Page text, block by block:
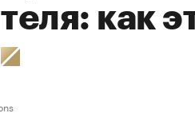
как